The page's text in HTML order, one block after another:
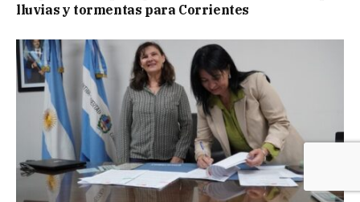
lluvias y tormentas para Corrientes